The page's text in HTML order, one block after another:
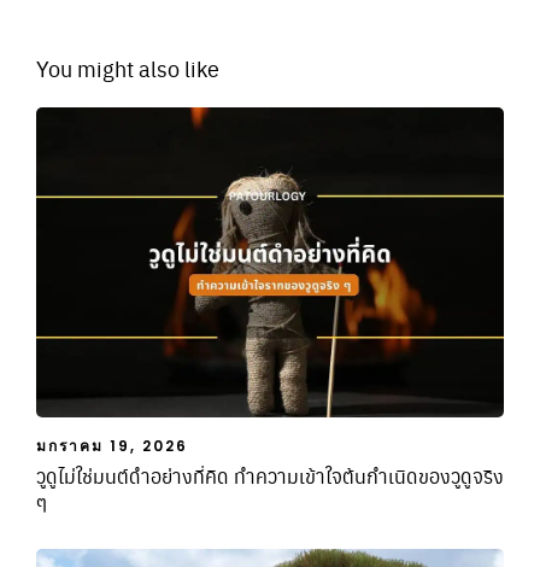
You might also like
มกราคม 19, 2026
วูดูไม่ใช่มนต์ดำอย่างที่คิด ทำความเข้าใจต้นกำเนิดของวูดูจริง
ๆ